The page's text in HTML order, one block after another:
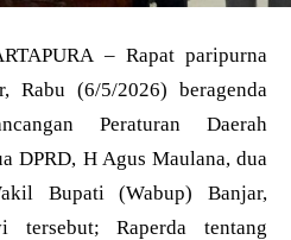
– Rapat paripurna
Rabu (6/5/2026) beragenda
Peraturan Daerah
DPRD, H Agus Maulana, dua
Bupati (Wabup) Banjar,
Raperda tentang